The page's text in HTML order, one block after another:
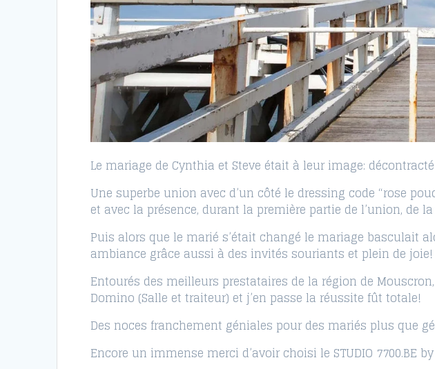
Le mariage de Cynthia et Steve était à leur image:
Une superbe union avec d’un côté le dressing code “rose
et avec la présence, durant la première partie de l’union, de
Puis alors que le marié s’était changé le mariage basculait
ambiance grâce aussi à des invités souriants et plein de joie!
Entourés des meilleurs prestataires de la région de
Domino (Salle et traiteur) et j’en passe la réussite fût totale!
Des noces franchement géniales pour des mariés plus que
Encore un immense merci d’avoir choisi le STUDIO 7700.BE